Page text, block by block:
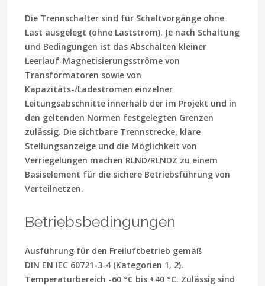
Die Trennschalter sind für Schaltvorgänge ohne
Last ausgelegt (ohne Laststrom). Je nach Schaltung
und Bedingungen ist das Abschalten kleiner
Leerlauf-Magnetisierungsströme von
Transformatoren sowie von
Kapazitäts-/Ladeströmen einzelner
Leitungsabschnitte innerhalb der im Projekt und in
den geltenden Normen festgelegten Grenzen
zulässig. Die sichtbare Trennstrecke, klare
Stellungsanzeige und die Möglichkeit von
Verriegelungen machen RLND/RLNDZ zu einem
Basiselement für die sichere Betriebsführung von
Verteilnetzen.
Betriebsbedingungen
Ausführung für den Freiluftbetrieb gemäß
DIN EN IEC 60721-3-4 (Kategorien 1, 2).
Temperaturbereich -60 °C bis +40 °C. Zulässig sind